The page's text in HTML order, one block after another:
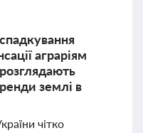
аграріям
землі в
чітко